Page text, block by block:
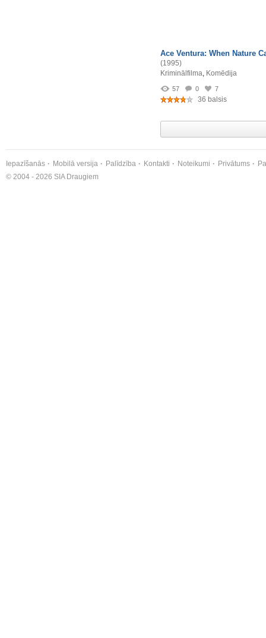
Ace Ventura: When Nature
(1995)
Kriminālfilma, Komēdija
57 0 7
36 balsis
Iepazīšanās Mobilā versija Palīdzība Kontakti Noteikumi Privātums
© 2004 - 2026 SIA Draugiem